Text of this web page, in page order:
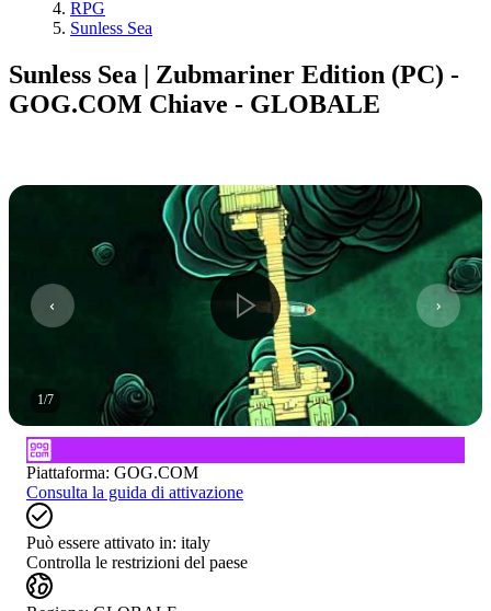
RPG
Sunless Sea
Sunless Sea | Zubmariner Edition (PC) -
GOG.COM Chiave - GLOBALE
1/7
Piattaforma: GOG.COM
Consulta la guida di attivazione
Può essere attivato in: italy
Controlla le restrizioni del paese